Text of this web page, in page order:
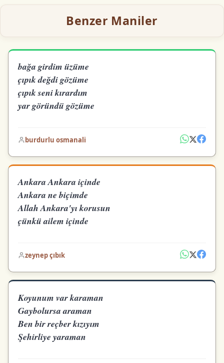
Benzer Maniler
bağa girdim üzüme
çıpık değdi gözüme
çıpık seni kırardım
yar göründü gözüme
burdurlu osmanali
Ankara Ankara içinde
Ankara ne biçimde
Allah Ankara'yı korusun
çünkü ailem içinde
zeynep çıbık
Koyunum var karaman
Gaybolursa araman
Ben bir reçber kızıyım
Şehirliye yaraman